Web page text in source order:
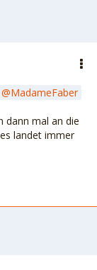
MadameFaber
dann mal an die
landet immer